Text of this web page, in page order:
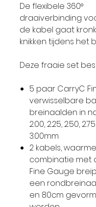
De flexibele 360°
draaiverbinding
de kabel gaat
knikken tijdens het
Deze fraaie set
5 paar CarryC
verwisselbare
breinaalden in
2.00, 2.25, 2.50,
3.00mm
2 kabels,
combinatie met
Fine Gauge
een
en 80cm